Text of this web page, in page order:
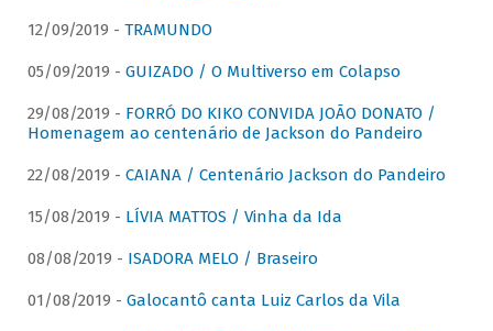
12/09/2019 - TRAMUNDO
05/09/2019 - GUIZADO / O Multiverso em Colapso
29/08/2019 - FORRÓ DO KIKO CONVIDA JOÃO DONATO /
Homenagem ao centenário de Jackson do Pandeiro
22/08/2019 - CAIANA / Centenário Jackson do Pandeiro
15/08/2019 - LÍVIA MATTOS / Vinha da Ida
08/08/2019 - ISADORA MELO / Braseiro
01/08/2019 - Galocantô canta Luiz Carlos da Vila